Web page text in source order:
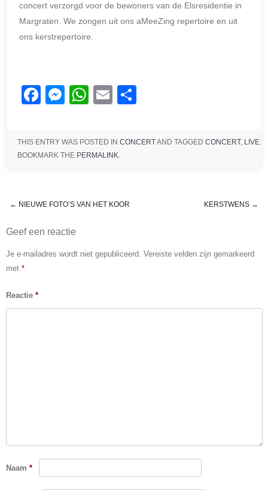
concert verzorgd voor de bewoners van de Elsresidentie in
Margraten. We zongen uit ons aMeeZing repertoire en uit
ons kerstrepertoire.
F
c
e
o
k
M
ss
e
er
W
at
s
p
E
ail e
THIS ENTRY WAS POSTED IN CONCERTAND TAGGED CONCERT, LIVE.
BOOKMARK THE PERMALINK.
Post navigation
← NIEUWE FOTO’S VAN HET KOOR KERSTWENS →
Geef een reactie
Je e-mailadres wordt niet gepubliceerd. Vereiste velden zijn gemarkeerd
met *
Reactie *
Naam *